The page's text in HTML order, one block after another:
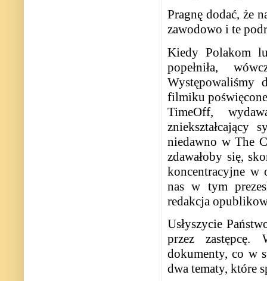
Pragnę dodać, że
zawodowo i te
Kiedy Polakom
popełniła,
Występowaliśmy
filmiku
TimeOff,
zniekształcający
niedawno w The
zdawałoby się,
koncentracyjne w
nas w tym
redakcja
Usłyszycie
przez zastępcę.
dokumenty, co w
dwa tematy, które